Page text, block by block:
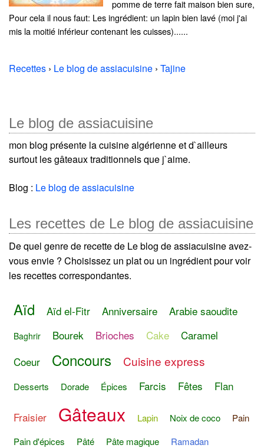
pomme de terre fait maison bien sure,
Pour cela il nous faut: Les ingrédient: un lapin bien lavé (moi j'ai
mis la moitié inférieur contenant les cuisses)......
Recettes › Le blog de assiacuisine › Tajine
Le blog de assiacuisine
mon blog présente la cuisine algérienne et d`ailleurs
surtout les gâteaux traditionnels que j`aime.
Blog : Le blog de assiacuisine
Les recettes de Le blog de assiacuisine
De quel genre de recette de Le blog de assiacuisine avez-
vous envie ? Choisissez un plat ou un ingrédient pour voir
les recettes correspondantes.
Aïd Aïd el-Fitr Anniversaire Arabie saoudite
Baghrir Bourek Brioches Cake
Caramel
Coeur
Concours Cuisine express
Desserts Dorade Épices Farcis Fêtes Flan
Fraisier Gâteaux Lapin Noix de coco
Pain
Pain d'épices
Pâté Pâte magique Ramadan